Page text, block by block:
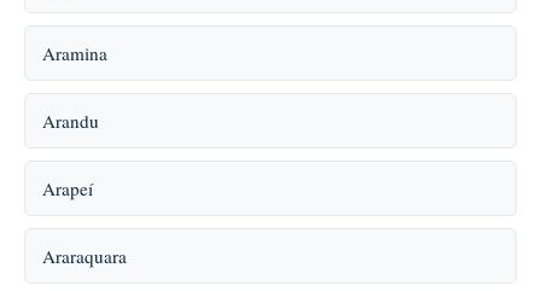
Aramina
Arandu
Arapeí
Araraquara